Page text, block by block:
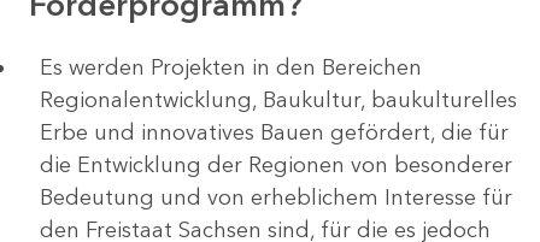
Es werden Projekten in den Bereichen
Regionalentwicklung, Baukultur, baukulturelles
Erbe und innovatives Bauen gefördert, die für
die Entwicklung der Regionen von besonderer
Bedeutung und von erheblichem Interesse für
den Freistaat Sachsen sind, für die es jedoch